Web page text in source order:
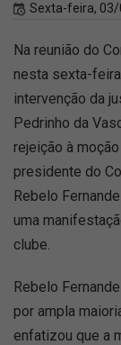
Sexta-feira,
Na reunião do
nesta sexta-
intervenção da
Pedrinho da
rejeição à
presidente do
Rebelo
uma
clube.
Rebelo
por ampla
enfatizou que a